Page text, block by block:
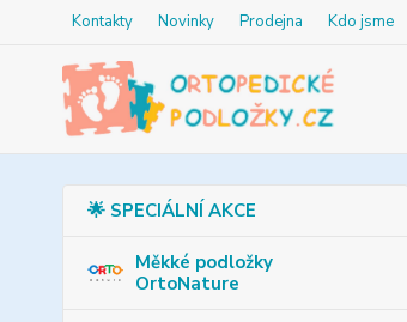
Kontakty Novinky Prodejna Kdo jsme
🌟 SPECIÁLNÍ AKCE
Měkké podložky
OrtoNature